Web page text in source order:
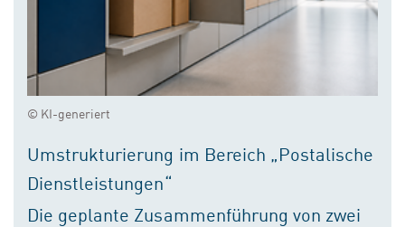
© KI-generiert
Umstrukturierung im Bereich „Postalische
Dienstleistungen“
Die geplante Zusammenführung von zwei